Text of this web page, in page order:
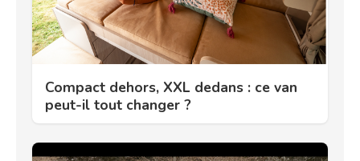
Compact dehors, XXL dedans : ce van
peut-il tout changer ?